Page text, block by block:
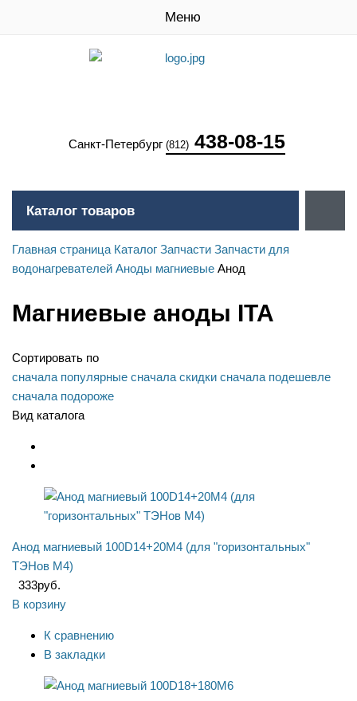
Меню
Санкт-Петербург (812) 438-08-15
Каталог товаров
Главная страница Каталог Запчасти Запчасти для
водонагревателей Аноды магниевые Анод
Магниевые аноды ITA
Сортировать по
сначала популярные сначала скидки сначала подешевле
сначала подороже
Вид каталога
Анод магниевый 100D14+20M4 (для "горизонтальных"
ТЭНов M4)
333руб.
В корзину
К сравнению
В закладки